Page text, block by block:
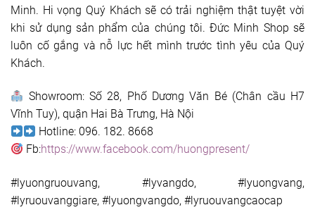
Minh. Hi vọng Quý Khách sẽ có trải nghiệm thật tuyệt vời
khi sử dụng sản phẩm của chúng tôi. Đức Minh Shop sẽ
luôn cố gắng và nỗ lực hết mình trước tình yêu của Quý
Khách.
Showroom: Số 28, Phố Dương Văn Bé (Chân cầu H7
Vĩnh Tuy), quận Hai Bà Trưng, Hà Nội
Hotline: 096. 182. 8668
Fb:https://www.facebook.com/huongpresent/
#lyuongruouvang, #lyvangdo, #lyuongvang,
#lyruouvanggiare, #lyuongvangdo, #lyruouvangcaocap